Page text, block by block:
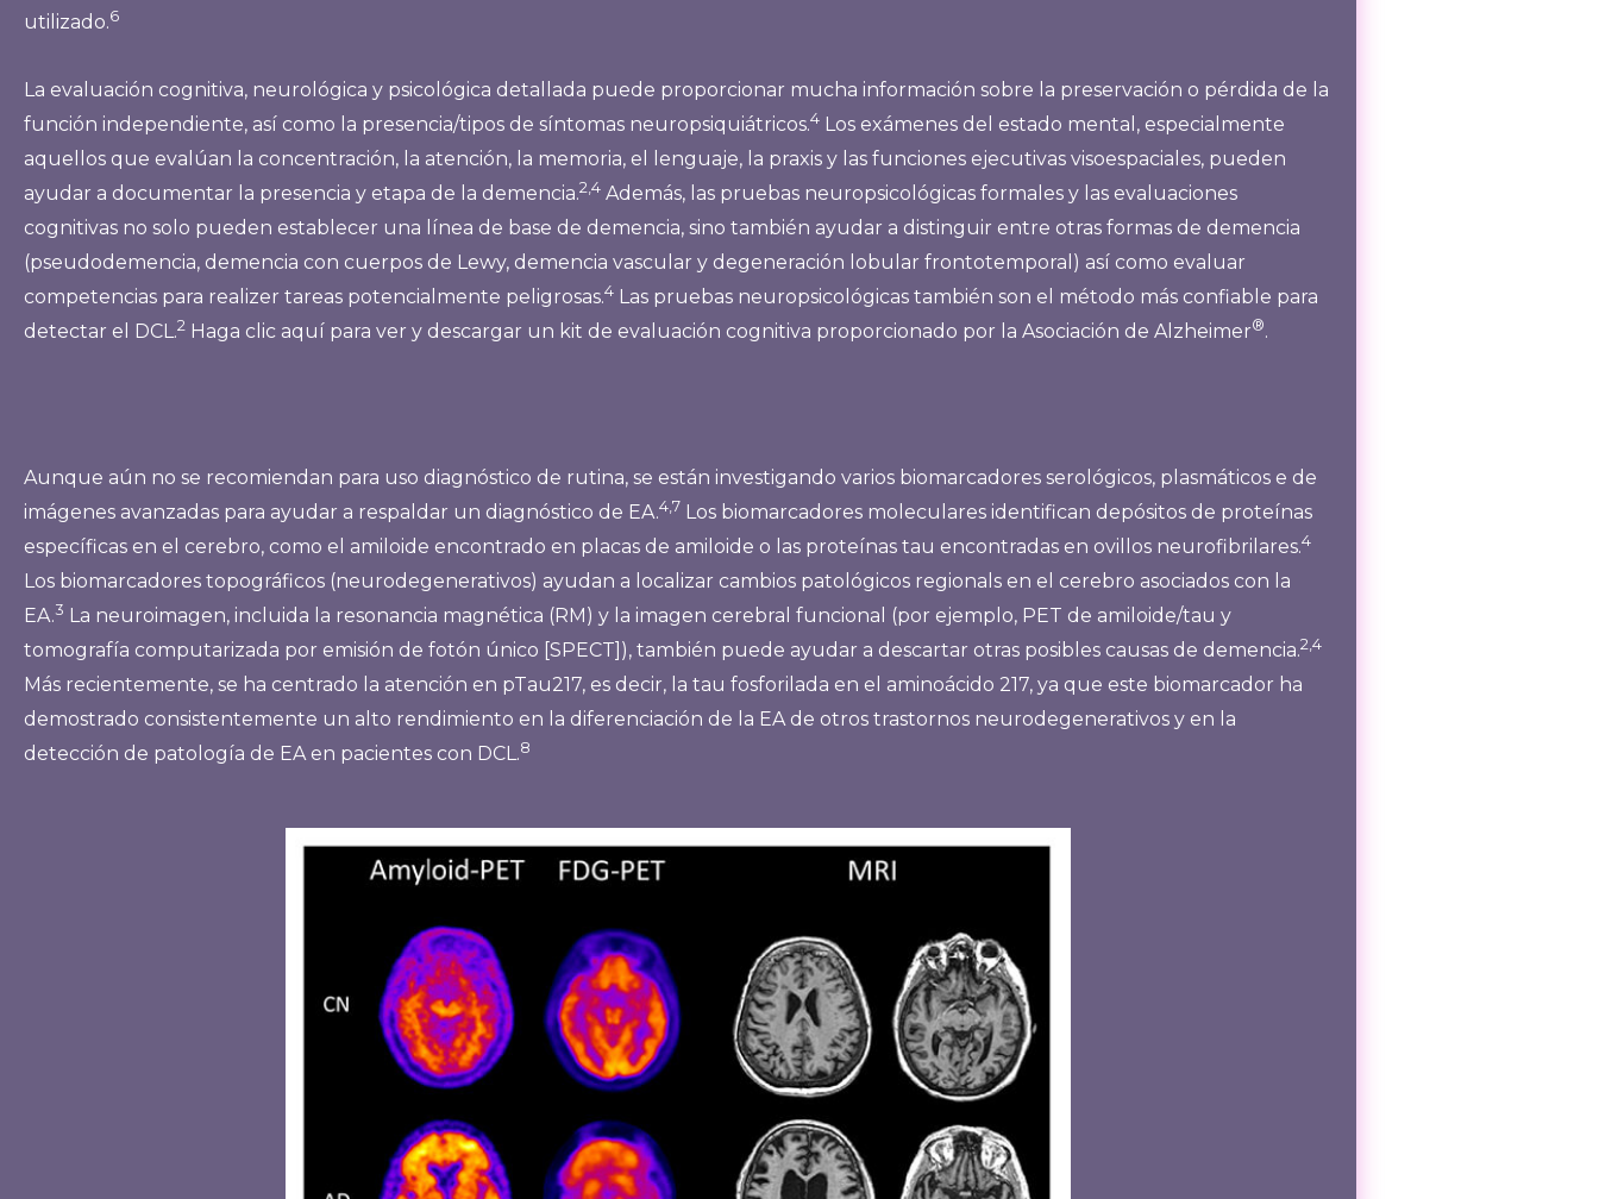
utilizado.6
La evaluación cognitiva, neurológica y psicológica detallada puede proporcionar mucha información sobre la preservación o pérdida de la
función independiente, así como la presencia/tipos de síntomas neuropsiquiátricos.4 Los exámenes del estado mental, especialmente
aquellos que evalúan la concentración, la atención, la memoria, el lenguaje, la praxis y las funciones ejecutivas visoespaciales, pueden
ayudar a documentar la presencia y etapa de la demencia.2,4 Además, las pruebas neuropsicológicas formales y las evaluaciones
cognitivas no solo pueden establecer una línea de base de demencia, sino también ayudar a distinguir entre otras formas de demencia
(pseudodemencia, demencia con cuerpos de Lewy, demencia vascular y degeneración lobular frontotemporal) así como evaluar
competencias para realizer tareas potencialmente peligrosas.4 Las pruebas neuropsicológicas también son el método más confiable para
detectar el DCL.2 Haga clic aquí para ver y descargar un kit de evaluación cognitiva proporcionado por la Asociación de Alzheimer®.
Aunque aún no se recomiendan para uso diagnóstico de rutina, se están investigando varios biomarcadores serológicos, plasmáticos e de
imágenes avanzadas para ayudar a respaldar un diagnóstico de EA.4,7 Los biomarcadores moleculares identifican depósitos de proteínas
específicas en el cerebro, como el amiloide encontrado en placas de amiloide o las proteínas tau encontradas en ovillos neurofibrilares.4
Los biomarcadores topográficos (neurodegenerativos) ayudan a localizar cambios patológicos regionals en el cerebro asociados con la
EA.3 La neuroimagen, incluida la resonancia magnética (RM) y la imagen cerebral funcional (por ejemplo, PET de amiloide/tau y
tomografía computarizada por emisión de fotón único [SPECT]), también puede ayudar a descartar otras posibles causas de demencia.2,4
Más recientemente, se ha centrado la atención en pTau217, es decir, la tau fosforilada en el aminoácido 217, ya que este biomarcador ha
demostrado consistentemente un alto rendimiento en la diferenciación de la EA de otros trastornos neurodegenerativos y en la
detección de patología de EA en pacientes con DCL.8